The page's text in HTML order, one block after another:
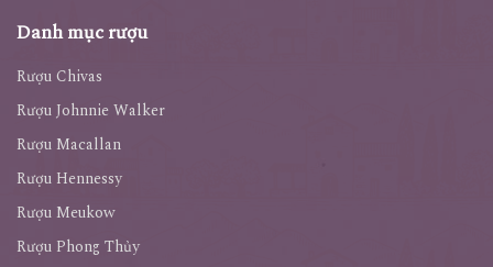
Danh mục rượu
Rượu Chivas
Rượu Johnnie Walker
Rượu Macallan
Rượu Hennessy
Rượu Meukow
Rượu Phong Thủy